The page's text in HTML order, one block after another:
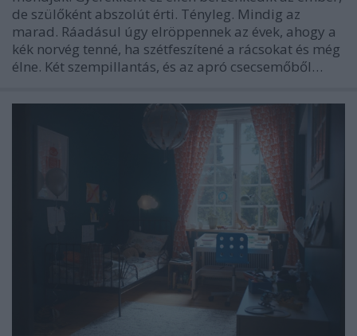
de szülőként abszolút érti. Tényleg. Mindig az
marad. Ráadásul úgy elröppennek az évek, ahogy a
kék norvég tenné, ha szétfeszítené a rácsokat és még
élne. Két szempillantás, és az apró csecsemőből…